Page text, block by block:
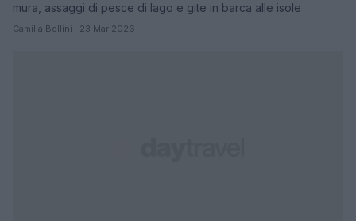
mura, assaggi di pesce di lago e gite in barca alle isole
Camilla Bellini · 23 Mar 2026